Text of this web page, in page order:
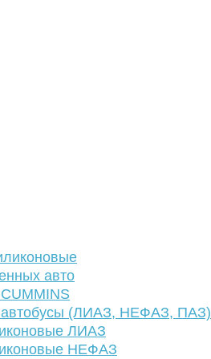
авто
автобусы (ЛИАЗ, НЕФАЗ, ПАЗ)
ЛИАЗ
НЕФАЗ